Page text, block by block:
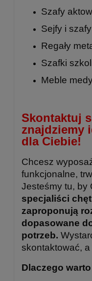
Szafy
Sejfy i
Regały
Szafki
Meble
Skontaktuj
znajdziemy
dla Ciebie!
Chcesz
funkcjonalne,
Jesteśmy tu, by
specjaliści
zaproponują
dopasowane
potrzeb.
skontaktować,
Dlaczego